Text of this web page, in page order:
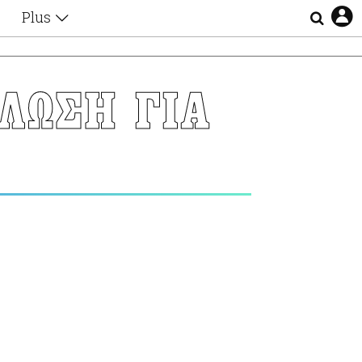
Plus
Αφιερώματα
Ζώδια
Απώλειες
ΓΙΑ